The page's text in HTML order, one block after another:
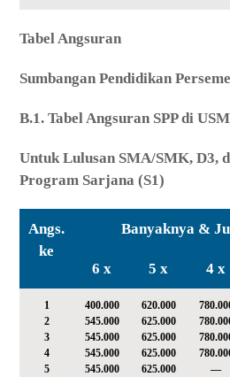
Tabel Angsuran
Sumbangan Pendidikan
B.1. Tabel Angsuran SPP di
Untuk Lulusan SMA/SMK, D3,
Program Sarjana (S1)
Angs.
ke
Banyaknya &
6 x 5 x 4 x
1
2
3
4
5
400.000
545.000
545.000
545.000
545.000
620.000
625.000
625.000
625.000
625.000
—